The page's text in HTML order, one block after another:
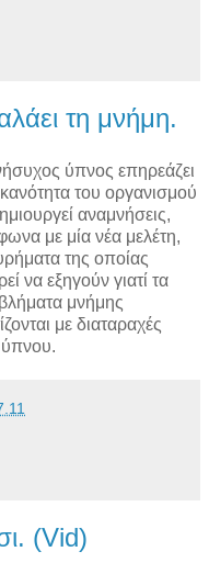
τη μνήμη.
ύπνος επηρεάζει
του οργανισμού
αναμνήσεις,
με μία νέα μελέτη,
της οποίας
να εξηγούν γιατί τα
μνήμης
με διαταραχές
ύπνου.
(Vid)